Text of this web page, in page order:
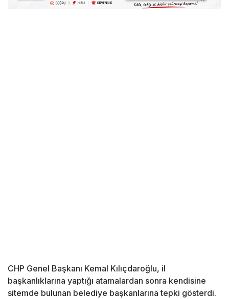
CHP Genel Başkanı Kemal Kılıçdaroğlu, il
başkanlıklarına yaptığı atamalardan sonra kendisine
sitemde bulunan belediye başkanlarına tepki gösterdi.